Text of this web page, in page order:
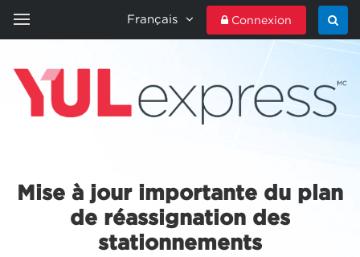
YULEXPRESS
Français Connexion
Mise à jour importante du plan
de réassignation des
stationnements